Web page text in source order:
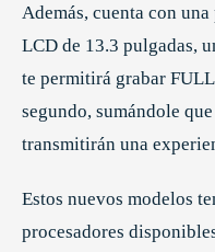
Además, cuenta con
LCD de 13.3 pulgadas,
te permitirá grabar
segundo, sumándole
transmitirán una
Estos nuevos modelos
procesadores